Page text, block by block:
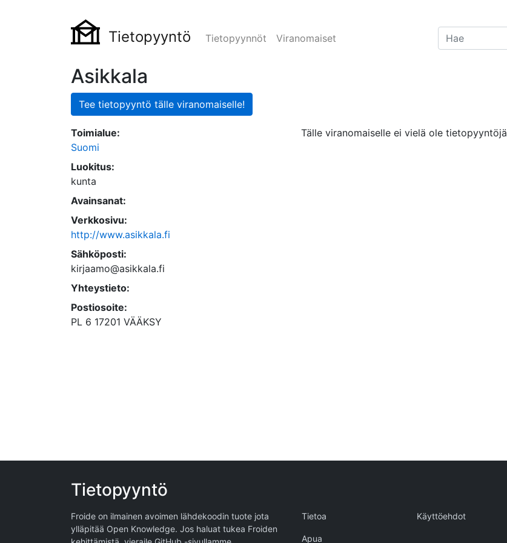
Tietopyyntö Tietopyynnöt Viranomaiset
Asikkala
Tee tietopyyntö tälle viranomaiselle!
Toimialue:
Suomi
Luokitus:
kunta
Avainsanat:
Verkkosivu:
http://www.asikkala.fi
Sähköposti:
kirjaamo@asikkala.fi
Yhteystieto:
Postiosoite:
PL 6 17201 VÄÄKSY
Tälle viranomaiselle ei vielä ole tietopyyntöjä
Tietopyyntö
Froide on ilmainen avoimen lähdekoodin tuote jota
ylläpitää Open Knowledge. Jos haluat tukea Froiden
Tietoa Käyttöehdot
Apua